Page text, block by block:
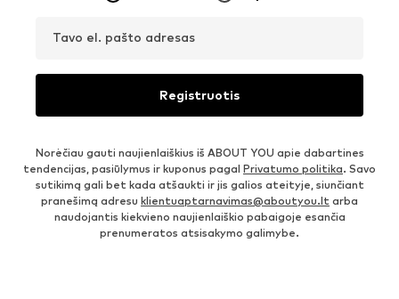
Tavo el. pašto adresas
Registruotis
Norėčiau gauti naujienlaiškius iš ABOUT YOU apie dabartines
tendencijas, pasiūlymus ir kuponus pagal Privatumo politika. Savo
sutikimą gali bet kada atšaukti ir jis galios ateityje, siunčiant
pranešimą adresu klientuaptarnavimas@aboutyou.lt arba
naudojantis kiekvieno naujienlaiškio pabaigoje esančia
prenumeratos atsisakymo galimybe.